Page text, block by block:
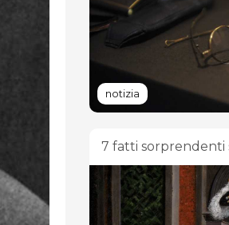
notizia
7 fatti sorprendenti